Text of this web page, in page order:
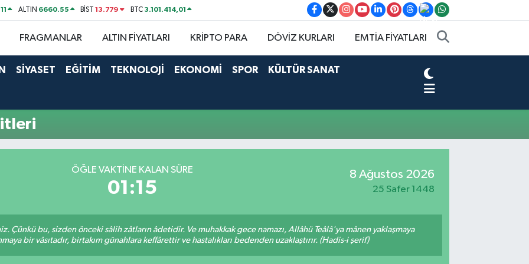
ALTIN 6660.55 BİST13.779 BTC3.101.414,01
FRAGMANLAR ALTIN FİYATLARI KRİPTO PARA DÖVİZ KURLARI EMTİA FİYATLARI
SİYASET EĞİTİM TEKNOLOJİ EKONOMİ SPOR KÜLTÜR SANAT
ÖĞLE VAKTINE KALAN SÜRE
01:14
8 Ağustos 2026
25 Safer 1448
Çünkü bu, sizden önceki sâlih zâtların âdetidir. Ve muhakkak gece namazı, Allâhü Teâlâ'ya mânen yaklaşmaya
bir vâsıtadır, birtakım günahlara keffârettir ve hastalıkları bedenden uzaklaştırır. (Hadis-i şerif)